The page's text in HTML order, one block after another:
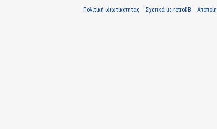
Πολιτική ιδιωτικότητας Σχετικά με retroDB